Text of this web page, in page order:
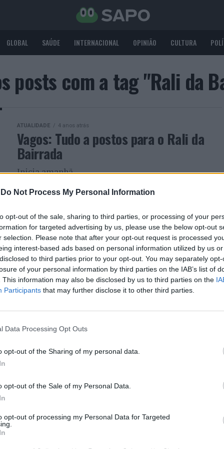
Do Not Process My Personal Information
opt-out of the sale, sharing to third parties, or processing of your
for targeted advertising by us, please use the below opt-out
selection. Please note that after your opt-out request is processed
interest-based ads based on personal information utilized by us
to third parties prior to your opt-out. You may separately
of your personal information by third parties on the IAB’s list of
This information may also be disclosed by us to third parties on the
Participants that may further disclose it to other third parties.
Data Processing Opt Outs
opt-out of the Sharing of my personal data.
opt-out of the Sale of my Personal Data.
opt-out of processing my Personal Data for Targeted
GLOBAL SAÚDE INTERNACIONAL OPINIÃO CULTURA
posts com a tag "Rali da
ATUALIDADE 4 anos atrás
Vagos: Tudo a postos para o Rali da
Bairrada
Inicia amanhã
Rali da Bairrada: Marca de excelência
em Vagos e no território bairradino
A terceira edição do Rali da Bairrada tem, este ano,
um efeito de solidificação, fruto da excelência que
pautou as duas primeiras, numa região que já...
ATUALIDADE 4 anos atrás
Rali da Bairrada em contagem
decrescente
A cerca de três semanas do início da prova do Clube
Município de Vagos e promovida pela Promolafões,